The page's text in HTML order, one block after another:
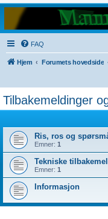
FAQ
Hjem Forumets hovedside
Tilbakemeldinger
Ris, ros og
Emner: 1
Tekniske
Emner: 1
Informasjon